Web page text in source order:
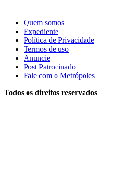
Quem somos
Expediente
Política de Privacidade
Termos de uso
Anuncie
Post Patrocinado
Fale com o Metrópoles
Todos os direitos reservados